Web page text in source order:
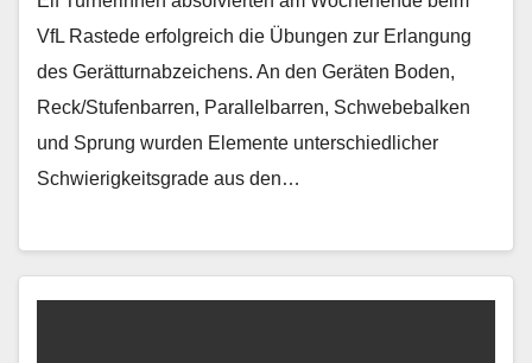
VfL Rastede erfolgreich die Übungen zur Erlangung
des Gerätturnabzeichens. An den Geräten Boden,
Reck/Stufenbarren, Parallelbarren, Schwebebalken
und Sprung wurden Elemente unterschiedlicher
Schwierigkeitsgrade aus den…